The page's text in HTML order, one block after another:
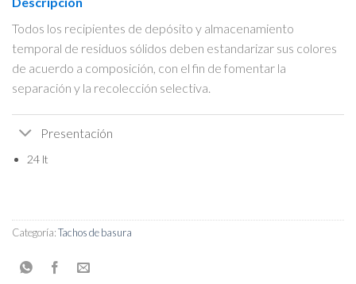
Todos los recipientes de depósito y almacenamiento
temporal de residuos sólidos deben estandarizar sus colores
de acuerdo a composición, con el fin de fomentar la
separación y la recolección selectiva.
Presentación
24 lt
Categoría:Tachos de basura